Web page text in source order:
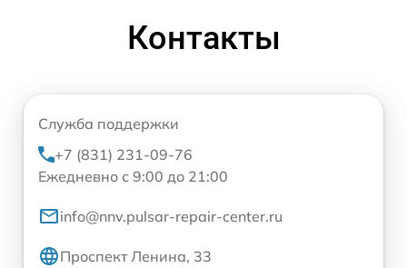
Контакты
Служба поддержки
+7 (831) 231-09-76
Ежедневно с 9:00 до 21:00
info@nnv.pulsar-repair-center.ru
Проспект Ленина, 33